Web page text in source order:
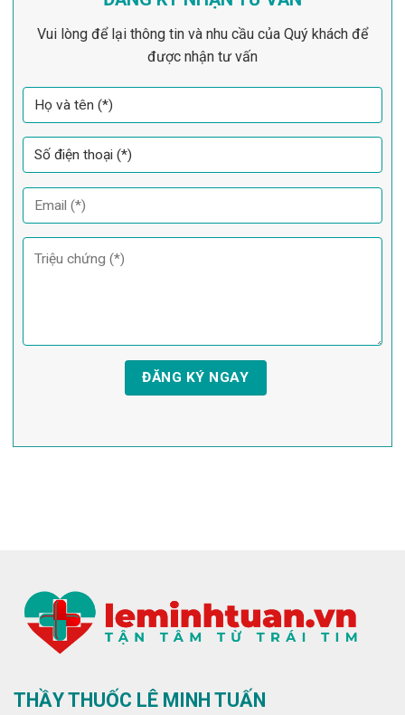
Vui lòng để lại thông tin và nhu cầu của Quý khách để
được nhận tư vấn
THẦY THUỐC LÊ MINH TUẤN